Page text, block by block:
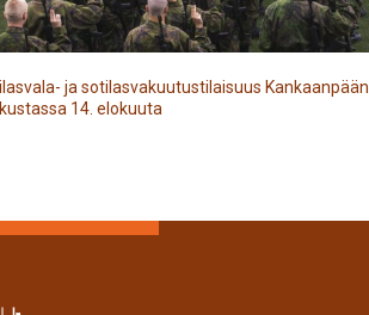
ja sotilasvakuutustilaisuus Kankaanpään
14. elokuuta